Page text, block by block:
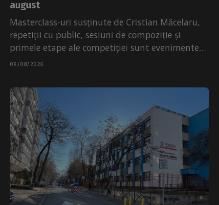
august
Masterclass-uri susținute de Cristian Măcelaru,
repetiții cu public, sesiuni de compoziție și
primele etape ale competiției sunt evenimente
cu acces gratuit ce pot...
09/08/2026